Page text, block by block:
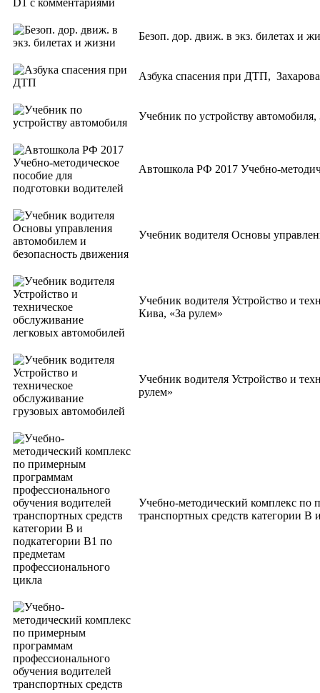
Безоп. дор. движ. в экз. билетах и
Азбука спасения при ДТП,
Учебник по устройству
Автошкола РФ 2017 Учебно-
Учебник водителя Основы
Учебник водителя Устройство и
Кива, «За рулем»
Учебник водителя Устройство и
рулем»
Учебно-методический комплекс по
транспортных средств категории